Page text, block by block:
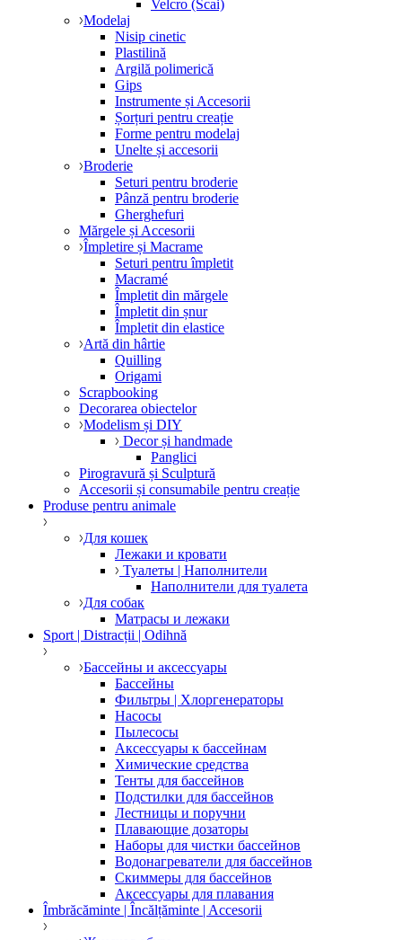
Velcro (Scai)
Modelaj
Nisip cinetic
Plastilină
Argilă polimerică
Gips
Instrumente și Accesorii
Șorțuri pentru creație
Forme pentru modelaj
Unelte și accesorii
Broderie
Seturi pentru broderie
Pânză pentru broderie
Gherghefuri
Mărgele și Accesorii
Împletire și Macrame
Seturi pentru împletit
Macramé
Împletit din mărgele
Împletit din șnur
Împletit din elastice
Artă din hârtie
Quilling
Origami
Scrapbooking
Decorarea obiectelor
Modelism și DIY
Decor și handmade
Panglici
Pirogravură și Sculptură
Accesorii și consumabile pentru creație
Produse pentru animale
Для кошек
Лежаки и кровати
Туалеты | Наполнители
Наполнители для туалета
Для собак
Матрасы и лежаки
Sport | Distracții | Odihnă
Бассейны и аксессуары
Бассейны
Фильтры | Хлоргенераторы
Насосы
Пылесосы
Аксессуары к бассейнам
Химические средства
Тенты для бассейнов
Подстилки для бассейнов
Лестницы и поручни
Плавающие дозаторы
Наборы для чистки бассейнов
Водонагреватели для бассейнов
Скиммеры для бассейнов
Аксессуары для плавания
Îmbrăcăminte | Încălțăminte | Accesorii